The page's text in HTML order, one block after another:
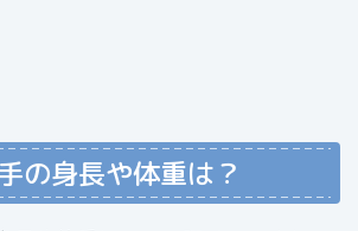
の身長や体重は？